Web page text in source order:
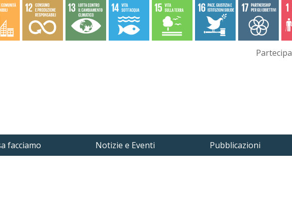
Partecipa
facciamo Notizie e Eventi Pubblicazioni